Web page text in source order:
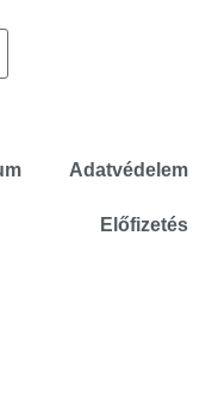
Adatvédelem
Előfizetés